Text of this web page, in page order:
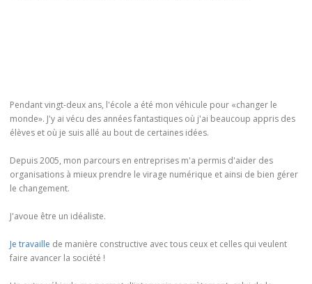
Pendant vingt-deux ans, l'école a été mon véhicule pour «changer le
monde». J'y ai vécu des années fantastiques où j'ai beaucoup appris des
élèves et où je suis allé au bout de certaines idées.
Depuis 2005, mon parcours en entreprises m'a permis d'aider des
organisations à mieux prendre le virage numérique et ainsi de bien gérer
le changement.
J'avoue être un idéaliste.
Je travaille de manière constructive avec tous ceux et celles qui veulent
faire avancer la société !